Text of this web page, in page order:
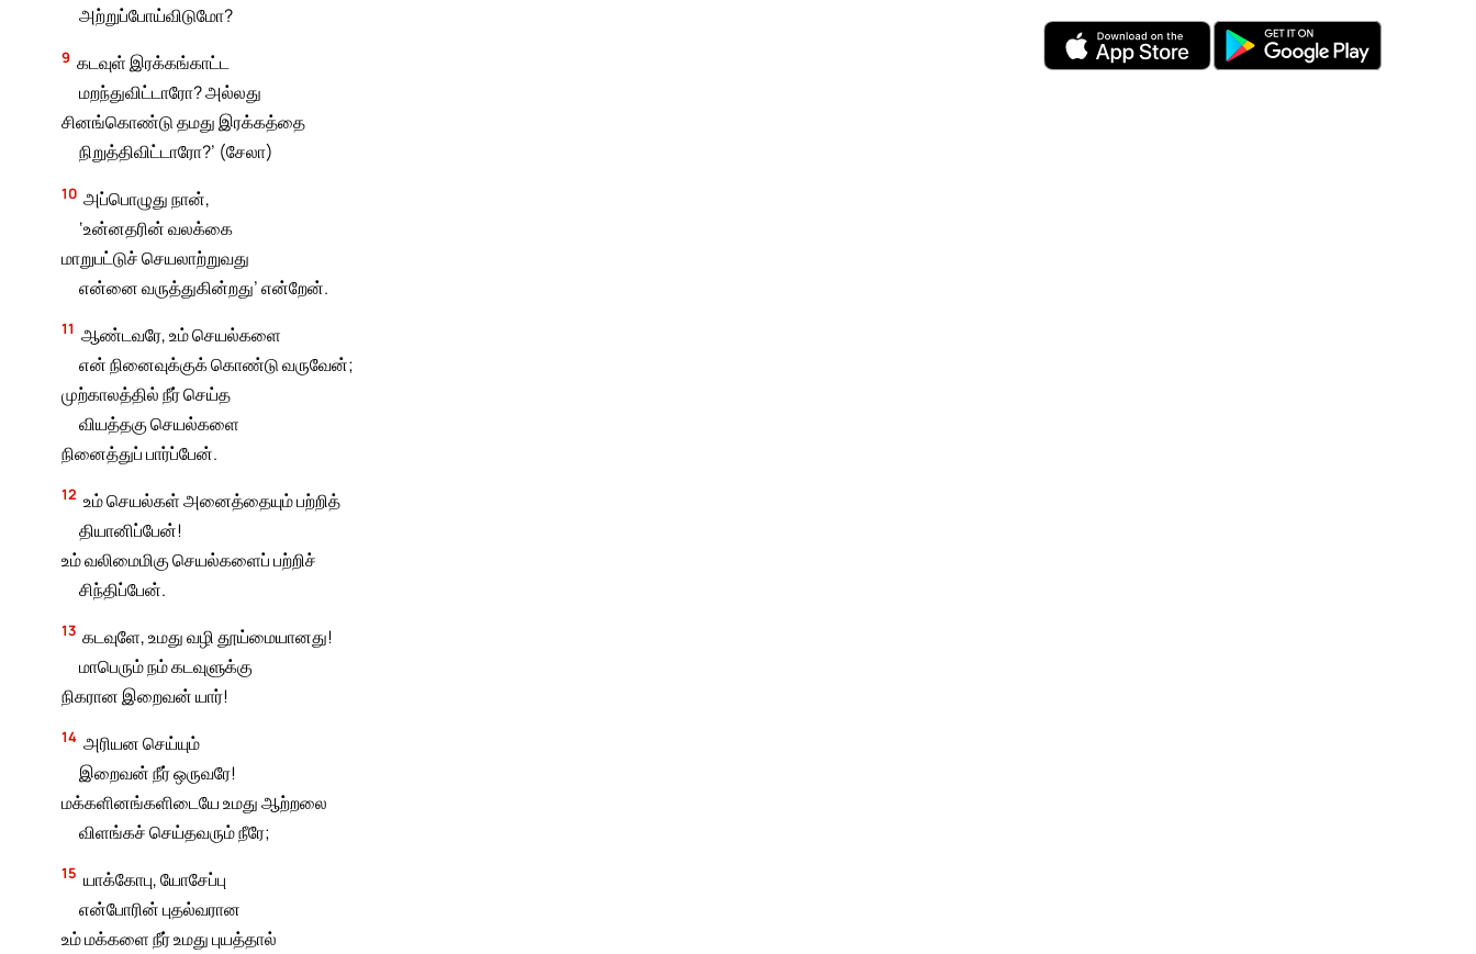
அற்றுப்போய்விடுமோ?
9 கடவுள் இரக்கங்காட்ட
மறந்துவிட்டாரோ? அல்லது
சினங்கொண்டு தமது இரக்கத்தை
நிறுத்திவிட்டாரோ?’ (சேலா)
10 அப்பொழுது நான்,
‘உன்னதரின் வலக்கை
மாறுபட்டுச் செயலாற்றுவது
என்னை வருத்துகின்றது’ என்றேன்.
11 ஆண்டவரே, உம் செயல்களை
என் நினைவுக்குக் கொண்டு வருவேன்;
முற்காலத்தில் நீர் செய்த
வியத்தகு செயல்களை
நினைத்துப் பார்ப்பேன்.
12 உம் செயல்கள் அனைத்தையும் பற்றித்
தியானிப்பேன்!
உம் வலிமைமிகு செயல்களைப் பற்றிச்
சிந்திப்பேன்.
13 கடவுளே, உமது வழி தூய்மையானது!
மாபெரும் நம் கடவுளுக்கு
நிகரான இறைவன் யார்!
14 அரியன செய்யும்
இறைவன் நீர் ஒருவரே!
மக்களினங்களிடையே உமது ஆற்றலை
விளங்கச் செய்தவரும் நீரே;
15 யாக்கோபு, யோசேப்பு
என்போரின் புதல்வரான
உம் மக்களை நீர் உமது புயத்தால்